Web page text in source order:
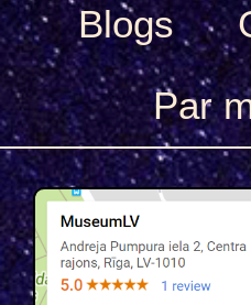
Blogs
Par